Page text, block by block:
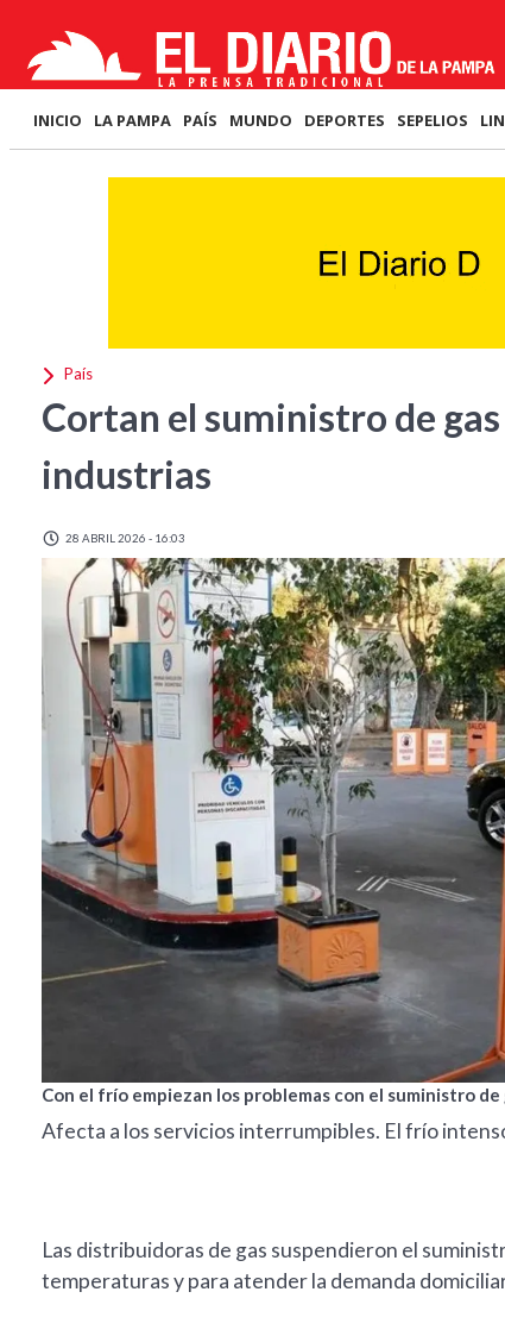
INICIO LA PAMPA PAÍS MUNDO DEPORTES SEPELIOS
País
Cortan el suministro de
industrias
28 ABRIL 2026 - 16:03
Con el frío empiezan los problemas con el suministro de
Afecta a los servicios interrumpibles. El frío
Las distribuidoras de gas suspendieron el
temperaturas y para atender la demanda